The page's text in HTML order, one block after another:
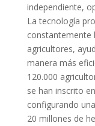
independiente,
La tecnología
constantemente
agricultores,
manera más
120.000
se han inscrito
configurando
20 millones de